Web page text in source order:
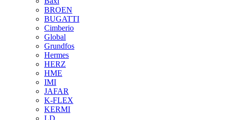
BROEN
BUGATTI
Cimberio
Global
Grundfos
Hermes
HERZ
HME
IMI
JAFAR
K-FLEX
KERMI
LD